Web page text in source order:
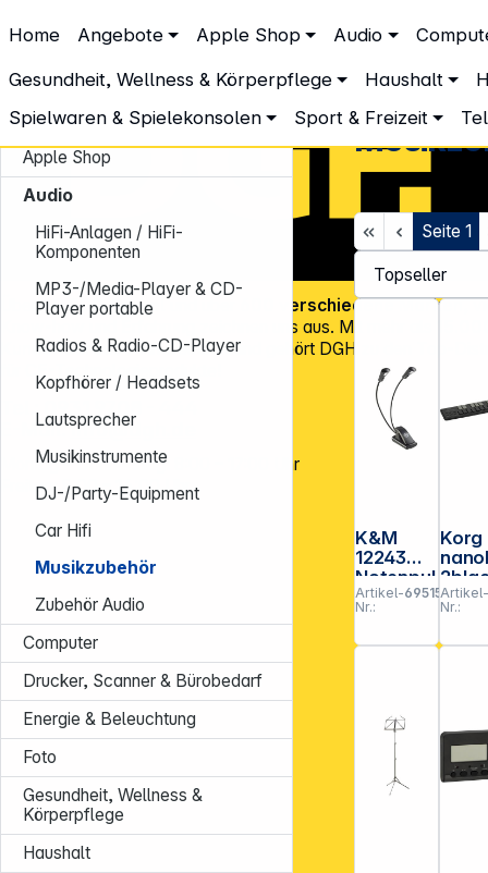
Home Angebote Apple Shop Audio
Gesundheit, Wellness & Körperpflege Haushalt
Spielwaren & Spielekonsolen
Sport & Freizeit
Audio Musikzubehör
Angebote
Apple Shop
Audio
HiFi-Anlagen / HiFi-
Komponenten
MP3-/Media-Player & CD-
Player portable
Radios & Radio-CD-Player
Kopfhörer / Headsets
Lautsprecher
Musikinstrumente
DJ-/Party-Equipment
Car Hifi
Musikzubehör
Zubehör Audio
Computer
Drucker, Scanner & Bürobedarf
Energie & Beleuchtung
Foto
Gesundheit, Wellness &
Körperpflege
Haushalt
Seite 1
K&M
12243
Notenpul
tleuchte
Double
LED
FlexLight
Artikel-
Nr.:
695151
Korg
Artikel-
Nr.:
Über45.000 Artikel 600 verschiedene Marken,
Know-how und Erfahrung zeichnen uns aus. Mit mehr als
Kundenadressenin Deutschland gehört DGH zu den Top-
für CE-Technologieprodukte!
Tel.: 0931 9708 - 444
E-Mail:info@dgh.de
Montag – Donnerstag: 8:00 – 17:00 Uhr
Freitag: 8:00 – 14:00 Uhr